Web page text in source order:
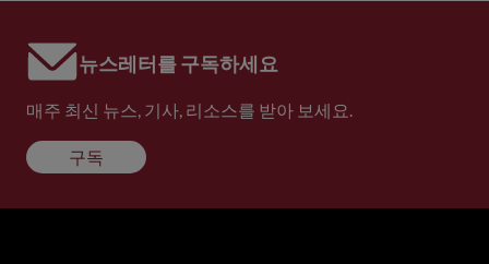
뉴스레터를 구독하세요
매주 최신 뉴스, 기사, 리소스를 받아 보세요.
구독